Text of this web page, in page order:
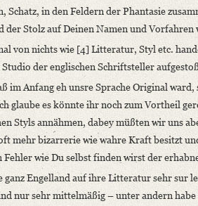
Schatz, in den Feldern der Phantasie
der Stolz auf Deinen Namen und
von nichts wie [4] Litteratur, Styl etc.
der englischen Schriftsteller
im Anfang eh unsre Sprache Original ward,
glaube es könnte ihr noch zum Vortheil
Styls annähmen, dabey müßten wir uns
mehr bizarrerie wie wahre Kraft besitzt
Fehler wie Du selbst finden wirst der
ganz Engelland auf ihre Litteratur sehr sur
nur sehr mittelmäßig – unter andern